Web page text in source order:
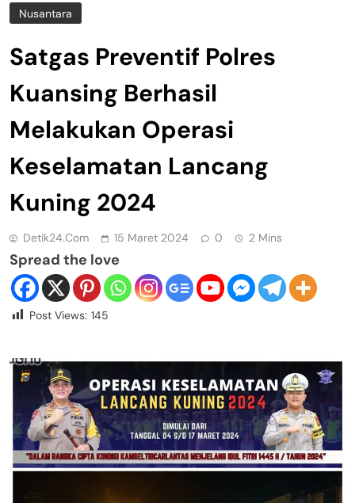
Nusantara
Satgas Preventif Polres
Kuansing Berhasil
Melakukan Operasi
Keselamatan Lancang
Kuning 2024
Detik24.com 15 Maret 2024 0 2 Mins
Spread the love
Post Views: 145